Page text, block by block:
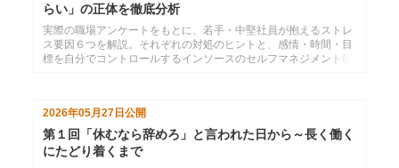
らい」の正体を徹底分析
実際の職場アンケートをもとに、若手・中堅社員が抱えるストレ
ス要因６つを解説。それぞれの対処のヒントと、感情・時間・目
標を自分でコントロールするインソースのセルフマネジメント研
2026年05月27日 公開
第１回「休むなら辞めろ」と言われた日から～長く働く
にたどり着くまで